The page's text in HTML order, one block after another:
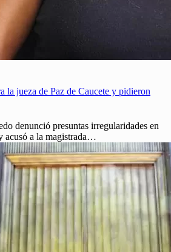
la jueza de Paz de Caucete y pidieron
denunció presuntas irregularidades en
acusó a la magistrada…